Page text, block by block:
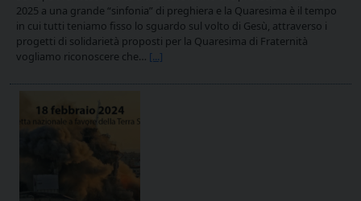
2025 a una grande “sinfonia” di preghiera e la Quaresima è il tempo
in cui tutti teniamo fisso lo sguardo sul volto di Gesù, attraverso i
progetti di solidarietà proposti per la Quaresima di Fraternità
vogliamo riconoscere che… [...]